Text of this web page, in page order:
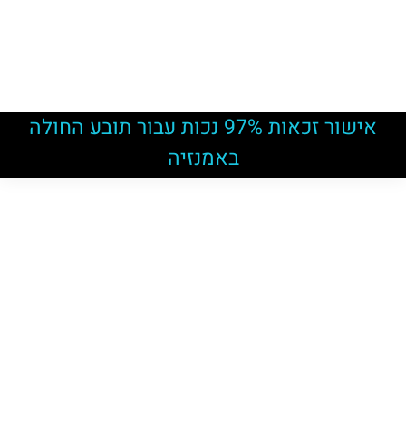
אישור זכאות 97% נכות עבור תובע החולה
באמנזיה